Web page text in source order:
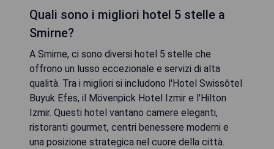
Quali sono i migliori hotel 5 stelle a
Smirne?
A Smirne, ci sono diversi hotel 5 stelle che
offrono un lusso eccezionale e servizi di alta
qualità. Tra i migliori si includono l'Hotel Swissôtel
Buyuk Efes, il Mövenpick Hotel Izmir e l'Hilton
Izmir. Questi hotel vantano camere eleganti,
ristoranti gourmet, centri benessere moderni e
una posizione strategica nel cuore della città.